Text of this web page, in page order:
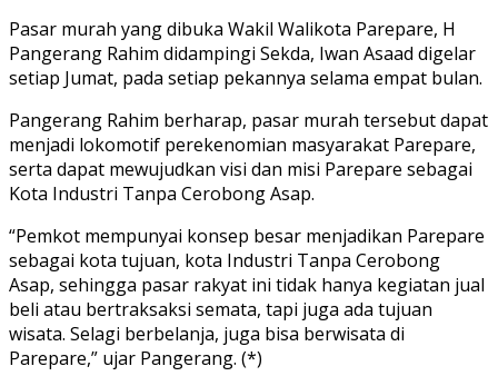
Pasar murah yang dibuka Wakil Walikota Parepare, H
Pangerang Rahim didampingi Sekda, Iwan Asaad digelar
setiap Jumat, pada setiap pekannya selama empat bulan.
Pangerang Rahim berharap, pasar murah tersebut dapat
menjadi lokomotif perekenomian masyarakat Parepare,
serta dapat mewujudkan visi dan misi Parepare sebagai
Kota Industri Tanpa Cerobong Asap.
“Pemkot mempunyai konsep besar menjadikan Parepare
sebagai kota tujuan, kota Industri Tanpa Cerobong
Asap, sehingga pasar rakyat ini tidak hanya kegiatan jual
beli atau bertraksaksi semata, tapi juga ada tujuan
wisata. Selagi berbelanja, juga bisa berwisata di
Parepare,” ujar Pangerang. (*)